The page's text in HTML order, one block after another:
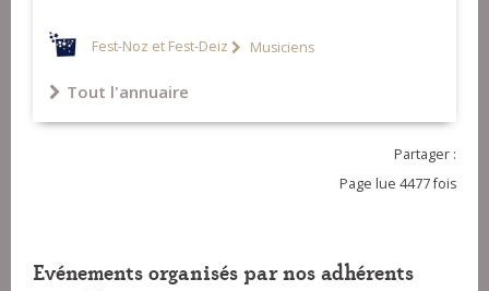
Fest-Noz et Fest-Deiz Musiciens
Tout l'annuaire
Partager :
Page lue 4477 fois
Evénements organisés par nos adhérents